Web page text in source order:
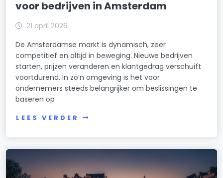
Westindische Buurt
Westlandgracht
Willemspark
Zeeburgereiland/Bovendiep
Zuidas
voor bedrijven in Amsterdam
21 april 2026
De Amsterdamse markt is dynamisch, zeer
competitief en altijd in beweging. Nieuwe bedrijven
starten, prijzen veranderen en klantgedrag verschuift
voortdurend. In zo’n omgeving is het voor
ondernemers steeds belangrijker om beslissingen te
baseren op
LEES VERDER